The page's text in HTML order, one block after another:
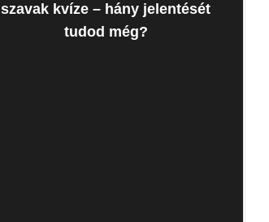
szavak kvíze – hány jelentését
tudod még?